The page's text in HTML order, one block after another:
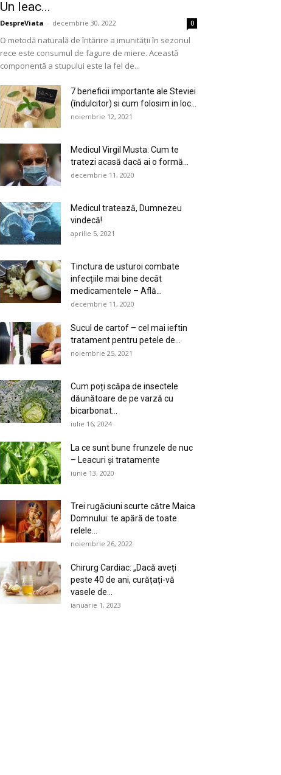
Un leac...
DespreViata - decembrie 30, 2022 0
O metodă naturală de întărire a imunității în sezonul
rece este consumul de fagure de miere. Această
componentă a stupului este la fel de...
7 beneficii importante ale Steviei
(îndulcitor) si cum folosim in loc...
noiembrie 12, 2021
Medicul Virgil Musta: Cum te
tratezi acasă dacă ai o formă...
decembrie 11, 2020
Medicul tratează, Dumnezeu
vindecă!
aprilie 5, 2021
Tinctura de usturoi combate
infecțiile mai bine decât
medicamentele – Află...
decembrie 11, 2020
Sucul de cartof – cel mai ieftin
tratament pentru petele de...
noiembrie 25, 2021
Cum poți scăpa de insectele
dăunătoare de pe varză cu
bicarbonat...
iulie 16, 2024
La ce sunt bune frunzele de nuc
– Leacuri și tratamente
iunie 13, 2020
Trei rugăciuni scurte către Maica
Domnului: te apără de toate
relele...
noiembrie 26, 2022
Chirurg Cardiac: „Dacă aveți
peste 40 de ani, curățați-vă
vasele de...
ianuarie 1, 2023